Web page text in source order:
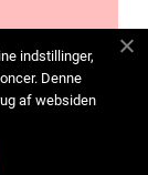
indstillinger,
Denne
af websiden